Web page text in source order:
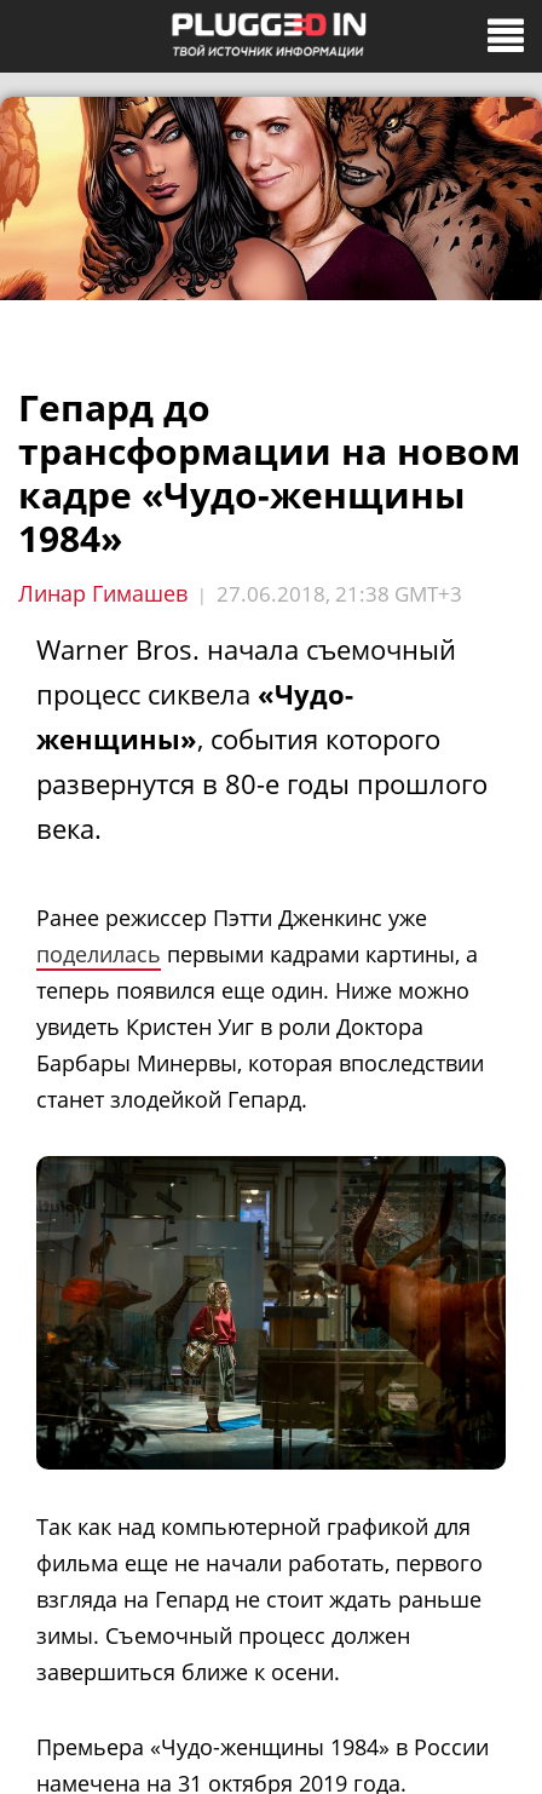
Гепард до
трансформации на новом
кадре «Чудо-женщины
1984»
Линар Гимашев | 27.06.2018, 21:38 GMT+3
Warner Bros. начала съемочный
процесс сиквела «Чудо-
женщины», события которого
развернутся в 80-е годы прошлого
века.
Ранее режиссер Пэтти Дженкинс уже
поделилась первыми кадрами картины, а
теперь появился еще один. Ниже можно
увидеть Кристен Уиг в роли Доктора
Барбары Минервы, которая впоследствии
станет злодейкой Гепард.
Так как над компьютерной графикой для
фильма еще не начали работать, первого
взгляда на Гепард не стоит ждать раньше
зимы. Съемочный процесс должен
завершиться ближе к осени.
Премьера «Чудо-женщины 1984» в России
намечена на 31 октября 2019 года.